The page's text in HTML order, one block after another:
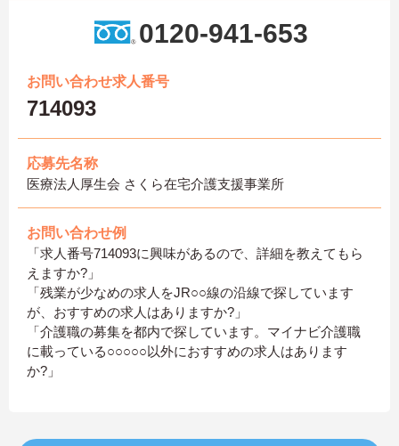
0120-941-653
お問い合わせ求人番号
714093
応募先名称
医療法人厚生会 さくら在宅介護支援事業所
お問い合わせ例
「求人番号714093に興味があるので、詳細を教えてもら
えますか?」
「残業が少なめの求人をJR○○線の沿線で探しています
が、おすすめの求人はありますか?」
「介護職の募集を都内で探しています。マイナビ介護職
に載っている○○○○○以外におすすめの求人はあります
か?」